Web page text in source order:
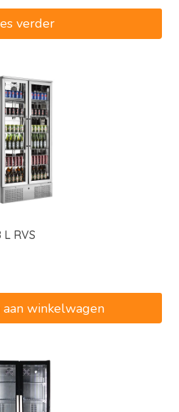
verder
L RVS
aan winkelwagen